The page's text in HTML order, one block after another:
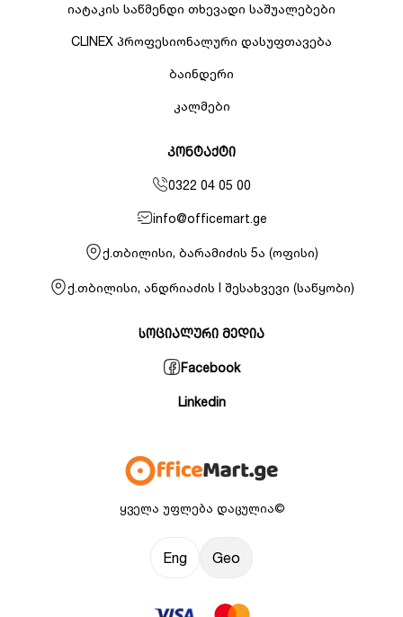
ყველა უფლება დაცულია©
Eng Geo
იატაკის საწმენდი თხევადი საშუალებები
CLINEX პროფესიონალური დასუფთავება
ბაინდერი
კალმები
კონტაქტი
0322 04 05 00
info@officemart.ge
ქ.თბილისი, ბარამიძის 5ა (ოფისი)
ქ.თბილისი, ანდრიაძის I შესახვევი (საწყობი)
სოციალური მედია
Facebook
Linkedin